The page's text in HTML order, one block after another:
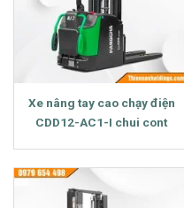
Xe nâng tay cao chạy điện
CDD12-AC1-I chui cont